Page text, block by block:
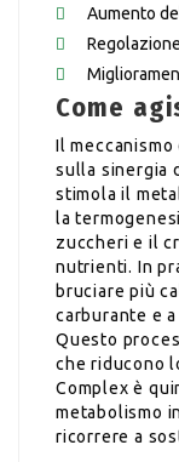
Aumento
Come
Il meccanismo
sulla sinergia
stimola il
la
zuccheri e il
nutrienti. In
bruciare più
carburante e
Questo
che riducono
Complex è
metabolismo
ricorrere a